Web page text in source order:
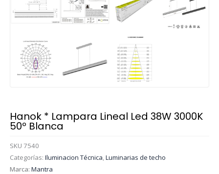
Hanok * Lampara Lineal Led 38W 3000K
50º Blanca
SKU 7540
Categorías: Iluminacion Técnica,Luminarias de techo
Marca: Mantra